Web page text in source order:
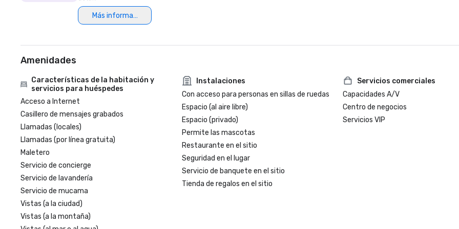
Lista amorosa de 2025: lo mejor
lugar para bodas
Más información
Amenidades
Características de la habitación y
servicios para huéspedes
Acceso a Internet
Casillero de mensajes grabados
Llamadas (locales)
Llamadas (por línea gratuita)
Maletero
Servicio de concierge
Servicio de lavandería
Servicio de mucama
Vistas (a la ciudad)
Vistas (a la montaña)
Instalaciones
Con acceso para personas en sillas de ruedas
Espacio (al aire libre)
Espacio (privado)
Permite las mascotas
Restaurante en el sitio
Seguridad en el lugar
Servicio de banquete en el sitio
Tienda de regalos en el sitio
Servicios comerciales
Capacidades A/V
Centro de negocios
Servicios VIP